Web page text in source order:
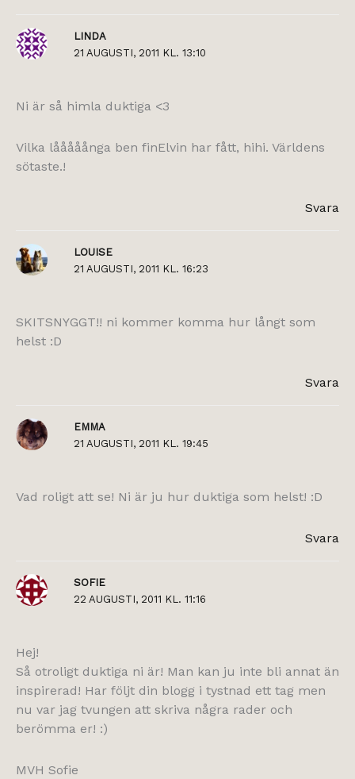
LINDA
21 AUGUSTI, 2011 KL. 13:10
Ni är så himla duktiga <3
Vilka lååååånga ben finElvin har fått, hihi. Världens
sötaste.!
Svara
LOUISE
21 AUGUSTI, 2011 KL. 16:23
SKITSNYGGT!! ni kommer komma hur långt som
helst :D
Svara
EMMA
21 AUGUSTI, 2011 KL. 19:45
Vad roligt att se! Ni är ju hur duktiga som helst! :D
Svara
SOFIE
22 AUGUSTI, 2011 KL. 11:16
Hej!
Så otroligt duktiga ni är! Man kan ju inte bli annat än
inspirerad! Har följt din blogg i tystnad ett tag men
nu var jag tvungen att skriva några rader och
berömma er! :)
MVH Sofie